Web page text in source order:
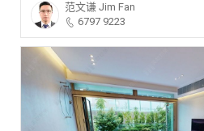
范文谦 Jim Fan
6797 9223